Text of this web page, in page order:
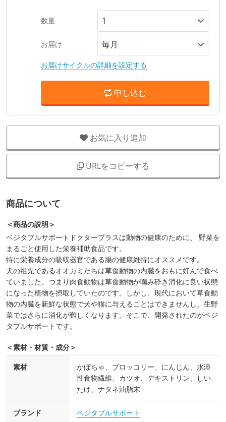
数量
お届け
お届けサイクルの詳細を設定する
申し込む
お気に入り追加
URLをコピーする
商品について
＜商品の説明＞
ベジタブルサポートドクタープラスは動物の健康のために、 野菜を
まるごと使用した栄養補助食品です。
特に栄養成分の吸収器官である腸の健康維持にオススメです。
犬の祖先であるオオカミたちは草食動物の内臓をおもに好んで食べ
ていました。つまり肉食動物は草食動物が噛み砕き消化に良い状態
になった植物を摂取していたのです。しかし、現代において草食動
物の内臓を新鮮な状態で犬や猫に与えることはできませんし、生野
菜ではさらに消化が難しくなります。そこで、開発されたのがベジ
タブルサポートです。
＜素材・材質・成分＞
素材
かぼちゃ、ブロッコリー、にんじん、水溶
性食物繊維、カツオ、デキストリン、しい
たけ、ナタネ油脂末
ブランド ベジタブルサポート